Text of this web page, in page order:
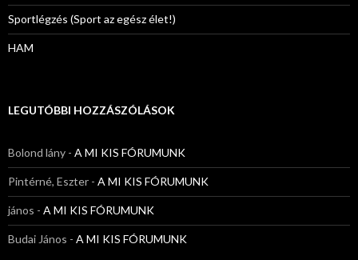
Sportlégzés (Sport az egész élet!)
HAM
LEGUTÓBBI HOZZÁSZÓLÁSOK
Bolond lány - A MI KIS FÓRUMUNK
Pintérné, Eszter - A MI KIS FÓRUMUNK
jános - A MI KIS FÓRUMUNK
Budai János - A MI KIS FÓRUMUNK